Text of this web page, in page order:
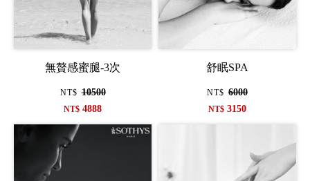
無贅感蜜腿-3次
NT$ 10500
NT$ 4888
舒眠SPA
NT$ 6000
NT$ 3150